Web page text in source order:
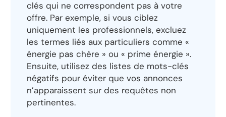
clés qui ne correspondent pas à votre
offre. Par exemple, si vous ciblez
uniquement les professionnels, excluez
les termes liés aux particuliers comme «
énergie pas chère » ou « prime énergie ».
Ensuite, utilisez des listes de mots-clés
négatifs pour éviter que vos annonces
n’apparaissent sur des requêtes non
pertinentes.